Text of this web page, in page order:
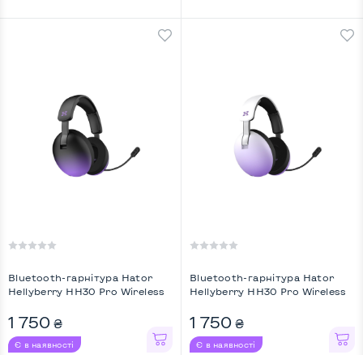
Bluetooth-гарнiтура Hator
Hellyberry HH30 Pro Wireless
1 750 ₴
Є в наявності
Bluetooth-гарнiтура Hator
Hellyberry HH30 Pro Wireless
1 750 ₴
Є в наявності